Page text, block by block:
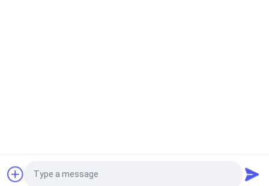
Labels Tissés
D'habillement
Demandez un devis